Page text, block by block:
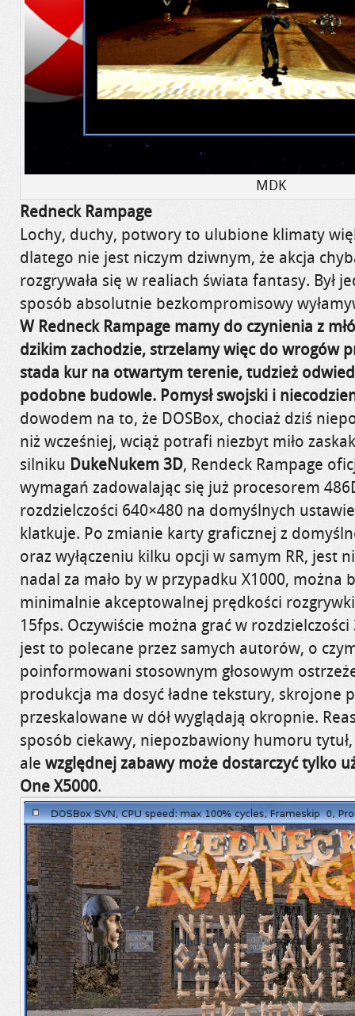
MDK
Redneck Rampage
Lochy, duchy, potwory to ulubione klimaty
dlatego nie jest niczym dziwnym, że akcja
rozgrywała się w realiach świata fantasy. Był
sposób absolutnie bezkompromisowy
W Redneck Rampage mamy do czynienia z
dzikim zachodzie, strzelamy więc do wrogów
stada kur na otwartym terenie, tudzież
podobne budowle. Pomysł swojski i
dowodem na to, że DOSBox, chociaż dziś
niż wcześniej, wciąż potrafi niezbyt miło
silniku DukeNukem 3D, Rendeck Rampage
wymagań zadowalając się już procesorem
rozdzielczości 640×480 na domyślnych
klatkuje. Po zmianie karty graficznej z
oraz wyłączeniu kilku opcji w samym RR, jest
nadal za mało by w przypadku X1000, można
minimalnie akceptowalnej prędkości
15fps. Oczywiście można grać w
jest to polecane przez samych autorów, o
poinformowani stosownym głosowym
produkcja ma dosyć ładne tekstury, skrojone
przeskalowane w dół wyglądają okropnie.
sposób ciekawy, niepozbawiony humoru
ale względnej zabawy może dostarczyć tylko
One X5000.